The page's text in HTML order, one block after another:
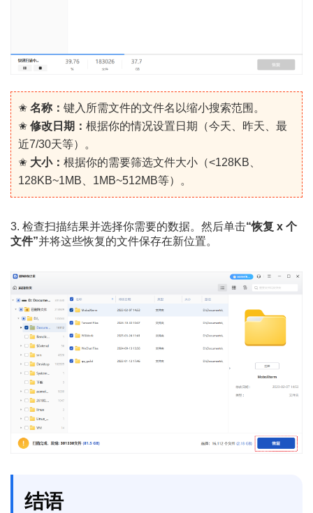
✬ 名称： 键入所需文件的文件名以缩小搜索范围。
✬ 修改日期： 根据你的情况设置日期（今天、昨天、最
近7/30天等）。
✬ 大小： 根据你的需要筛选文件大小（<128KB、
128KB~1MB、1MB~512MB等）。
3. 检查扫描结果并选择你需要的数据。然后单击“恢复 x 个
文件”并将这些恢复的文件保存在新位置。
结语